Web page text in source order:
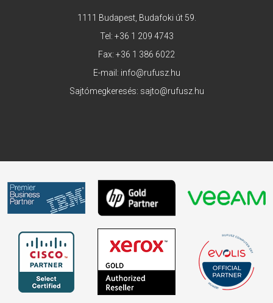
1111 Budapest, Budafoki út 59.
Tel: +36 1 209 4743
Fax: +36 1 386 6022
E-mail: info@rufusz.hu
Sajtómegkeresés: sajto@rufusz.hu